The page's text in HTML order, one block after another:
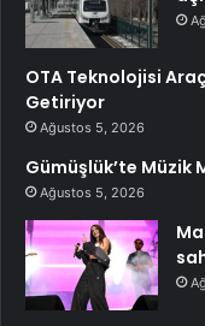
OTA Teknolojisi
Getiriyor
Ağustos 5, 2026
Gümüşlük’te Müzik
Ağustos 5, 2026